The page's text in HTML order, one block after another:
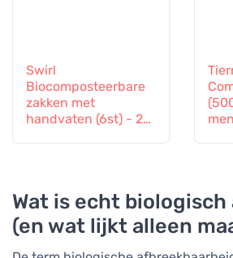
Swirl
Biocomposteerbare
zakken met
handvaten (6st) - 20
Wat is echt
(en wat lijkt alleen